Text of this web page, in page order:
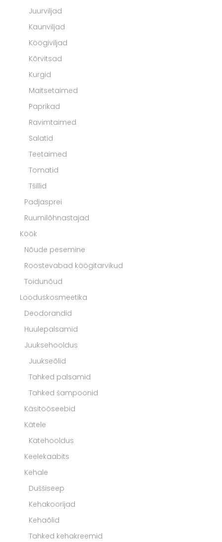
Juurviljad
Kaunviljad
Köögiviljad
Kõrvitsad
Kurgid
Maitsetaimed
Paprikad
Ravimtaimed
Salatid
Teetaimed
Tomatid
Tšillid
Padjasprei
Ruumilõhnastajad
Köök
Nõude pesemine
Roostevabad köögitarvikud
Toidunõud
Looduskosmeetika
Deodorandid
Huulepalsamid
Juuksehooldus
Juukseõlid
Tahked palsamid
Tahked šampoonid
Käsitööseebid
Kätele
Kätehooldus
Keelekaabits
Kehale
Duššiseep
Kehakoorijad
Kehaõlid
Tahked kehakreemid